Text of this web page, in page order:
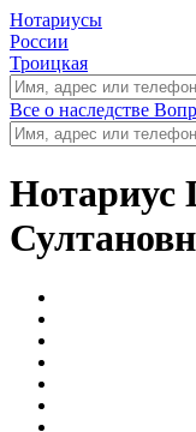
Нотариусы
России
Троицкая
Все о наследстве
Нотариус